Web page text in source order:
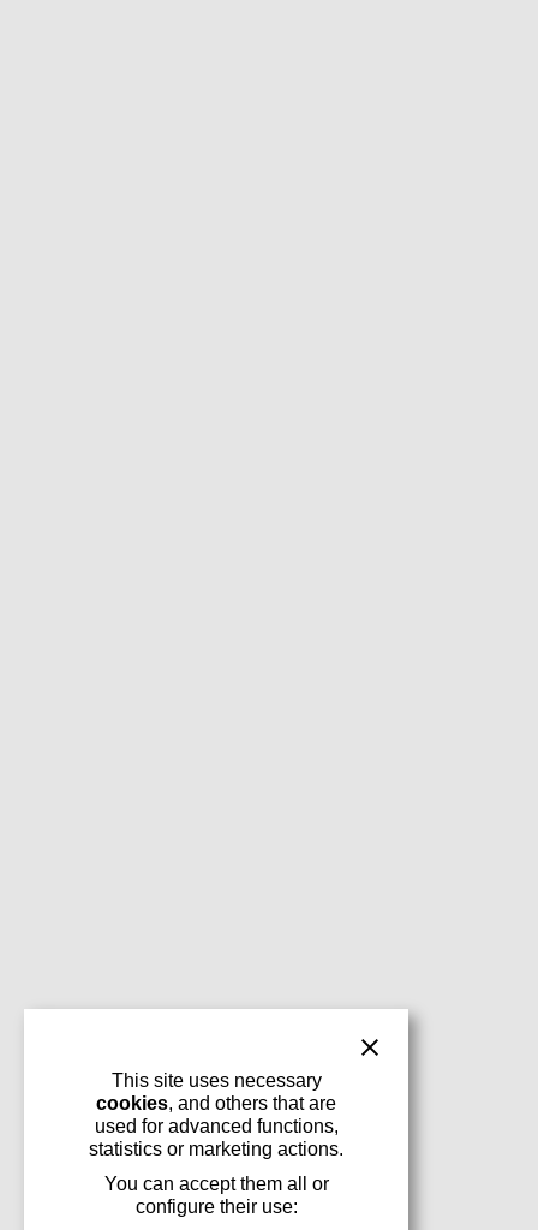
This site uses necessary
cookies, and others that are
used for advanced functions,
statistics or marketing actions.
You can accept them all or
configure their use: